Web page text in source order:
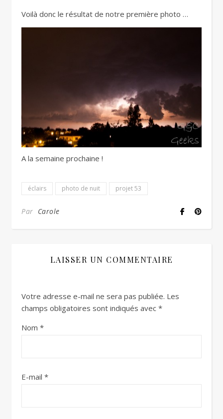
Voilà donc le résultat de notre première photo …
A la semaine prochaine !
éclairs photo de nuit projet 53
Par Carole
LAISSER UN COMMENTAIRE
Votre adresse e-mail ne sera pas publiée. Les
champs obligatoires sont indiqués avec *
Nom *
E-mail *